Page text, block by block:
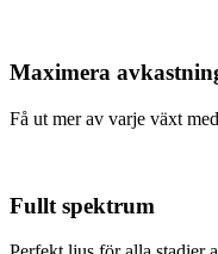
Maximera
Få ut mer av varje växt
Fullt spektrum